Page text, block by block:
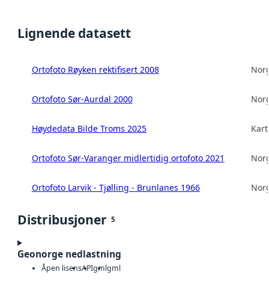
Lignende datasett
Ortofoto Røyken rektifisert 2008
Ortofoto Sør-Aurdal 2000
Høydedata Bilde Troms 2025
Ortofoto Sør-Varanger midlertidig ortofoto 2021
Ortofoto Larvik - Tjølling - Brunlanes 1966
Distribusjoner 5
Geonorge nedlastning
Åpen lisensAPIgmlgml